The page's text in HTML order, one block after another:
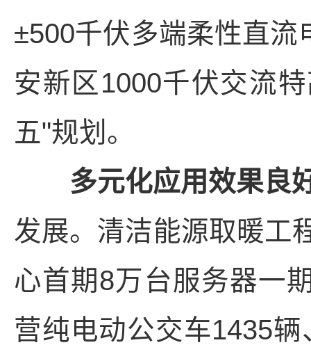
±500千伏多端柔性直
安新区1000千伏交流
五"规划。
多元化应用效果良
发展。清洁能源取暖工
心首期8万台服务器一
营纯电动公交车1435